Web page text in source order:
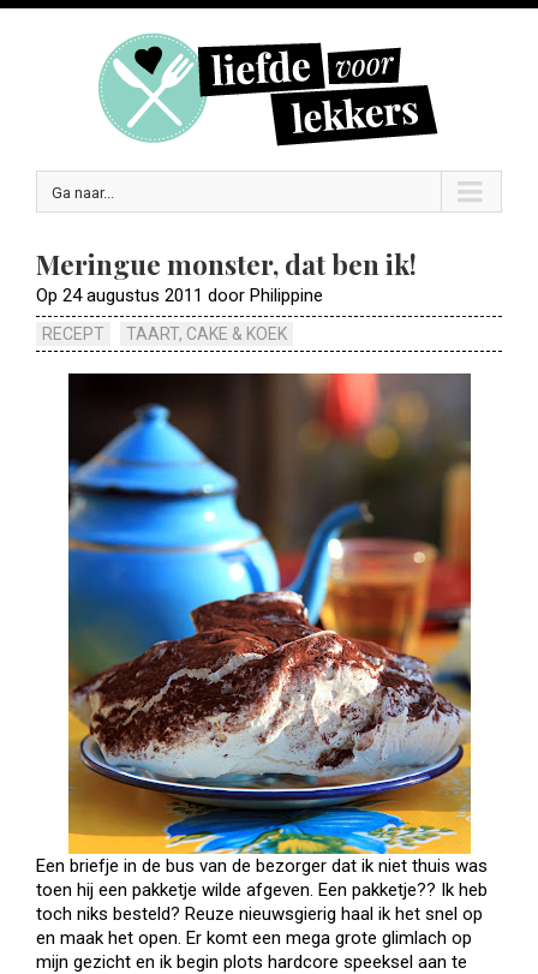
Ga naar...
Meringue monster, dat ben ik!
Op 24 augustus 2011 door Philippine
RECEPT TAART, CAKE & KOEK
Een briefje in de bus van de bezorger dat ik niet thuis was
toen hij een pakketje wilde afgeven. Een pakketje?? Ik heb
toch niks besteld? Reuze nieuwsgierig haal ik het snel op
en maak het open. Er komt een mega grote glimlach op
mijn gezicht en ik begin plots hardcore speeksel aan te